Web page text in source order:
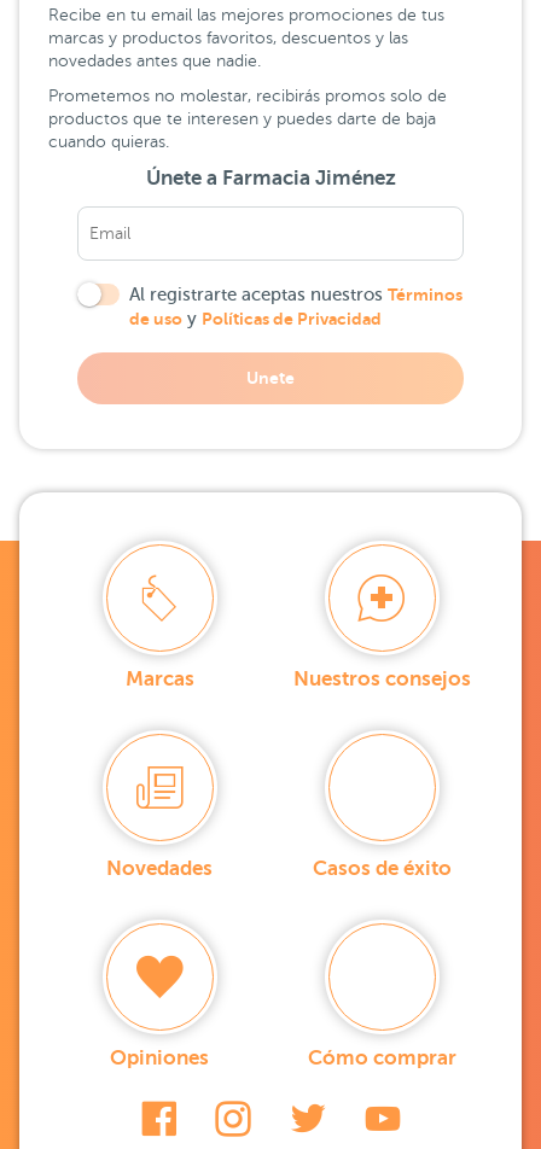
Recibe en tu email las mejores promociones de tus
marcas y productos favoritos, descuentos y las
novedades antes que nadie.
Prometemos no molestar, recibirás promos solo de
productos que te interesen y puedes darte de baja
cuando quieras.
Únete a Farmacia Jiménez
Al registrarte aceptas nuestros Términos
de uso y Políticas de Privacidad
Unete
Marcas Nuestros consejos
Novedades Casos de éxito
Opiniones Cómo comprar